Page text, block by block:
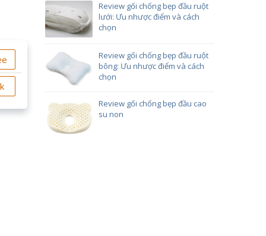
Review gối chống bẹp đầu ruột
lưới: Ưu nhược điểm và cách
chọn
Review gối chống bẹp đầu ruột
bông: Ưu nhược điểm và cách
chọn
Review gối chống bẹp đầu cao
su non